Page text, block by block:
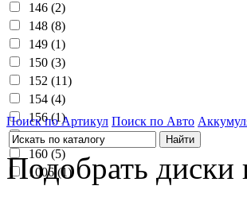
146 (2)
148 (8)
149 (1)
150 (3)
152 (11)
154 (4)
156 (1)
158 (1)
160 (5)
1006 (1)
Поиск по Артикул Поиск по Авто
Подобрать